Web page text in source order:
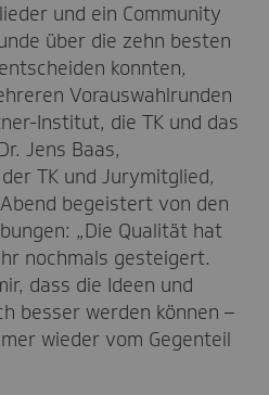
und ein Community
über die zehn besten
konnten,
Vorauswahlrunden
Institut, die TK und das
Jens Baas,
TK und Jurymitglied,
begeistert von den
„Die Qualität hat
nochmals gesteigert.
dass die Ideen und
besser werden können –
wieder vom Gegenteil